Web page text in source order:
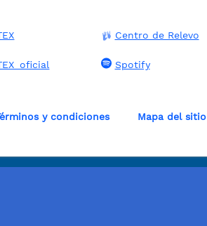
Centro de Relevo
Spotify
y condiciones Mapa del sitio